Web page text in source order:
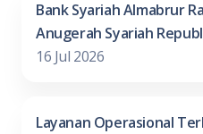
Bank Syariah Almabrur
Anugerah Syariah
16 Jul 2026
Layanan Operasional